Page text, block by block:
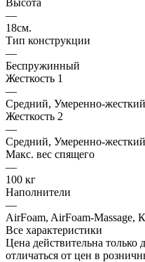
—
18см.
Тип конструкции
—
Беспружинный
Жесткость 1
—
Средний, Умеренно-жесткий
Жесткость 2
—
Средний, Умеренно-жесткий
Макс. вес спящего
—
100 кг
Наполнители
—
AirFoam, AirFoam-Massage,
Все характеристики
Цена действительна только
отличаться от цен в